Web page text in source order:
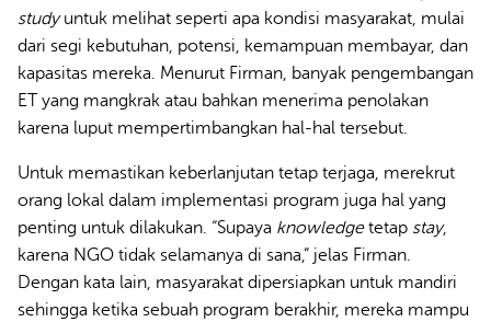
studyuntuk melihat seperti apa kondisi masyarakat, mulai
dari segi kebutuhan, potensi, kemampuan membayar, dan
kapasitas mereka. Menurut Firman, banyak pengembangan
ET yang mangkrak atau bahkan menerima penolakan
karena luput mempertimbangkan hal-hal tersebut.
Untuk memastikan keberlanjutan tetap terjaga, merekrut
orang lokal dalam implementasi program juga hal yang
penting untuk dilakukan. “Supaya knowledgetetap stay,
karena NGO tidak selamanya di sana,” jelas Firman.
Dengan kata lain, masyarakat dipersiapkan untuk mandiri
sehingga ketika sebuah program berakhir, mereka mampu